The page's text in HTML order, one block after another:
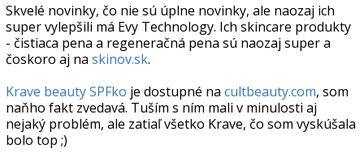
Skvelé novinky, čo nie sú úplne novinky, ale naozaj ich
super vylepšili má Evy Technology. Ich skincare produkty
- čistiaca pena a regeneračná pena sú naozaj super a
čoskoro aj na skinov.sk.
Krave beauty SPFko je dostupné na cultbeauty.com, som
naňho fakt zvedavá. Tuším s ním mali v minulosti aj
nejaký problém, ale zatiaľ všetko Krave, čo som vyskúšala
bolo top ;)